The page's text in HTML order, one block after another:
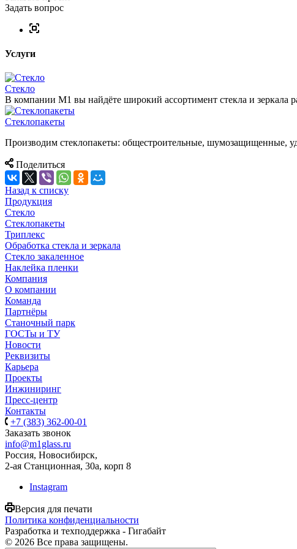
Задать вопрос
Услуги
Стекло
В компании М1 вы найдёте широкий ассортимент стекла и зеркала
Стеклопакеты
Производим стеклопакеты: общестроительные, шумозащищенные,
Поделиться
Назад к списку
Продукция
Стекло
Стеклопакеты
Триплекс
Обработка стекла и зеркала
Стекло закаленное
Наклейка пленки
Компания
О компании
Команда
Партнёры
Станочный парк
ГОСТы и ТУ
Новости
Реквизиты
Карьера
Проекты
Инжиниринг
Пресс-центр
Контакты
+7 (383) 362-00-01
Заказать звонок
info@m1glass.ru
Россия, Новосибирск,
2-ая Станционная, 30а, корп 8
Instagram
Версия для печати
Политика конфиденциальности
Разработка и техподдержка - Гигабайт
© 2026 Все права защищены.